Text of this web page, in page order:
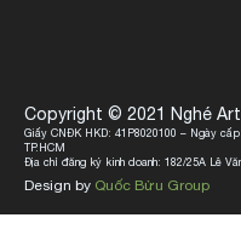
Copyright © 2021 Nghé
Giấy CNĐK HKD: 41P8020100 – Ngày
TP.HCM
Địa chỉ đăng ký kinh doanh: 182/25A Lê
Design by Quốc Bửu Group